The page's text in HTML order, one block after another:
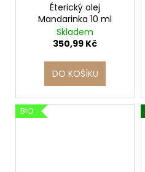
Éterický olej
Mandarinka 10 ml
Skladem
350,99 Kč
DO KOŠÍKU
BIO